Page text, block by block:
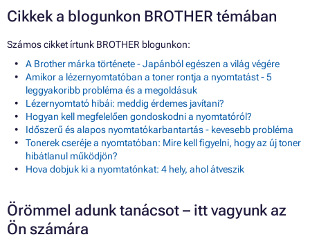
Cikkek a blogunkon BROTHER témában
Számos cikket írtunk BROTHER blogunkon:
A Brother márka története - Japánból egészen a világ végére
Amikor a lézernyomtatóban a toner rontja a nyomtatást - 5
leggyakoribb probléma és a megoldásuk
Lézernyomtató hibái: meddig érdemes javítani?
Hogyan kell megfelelően gondoskodni a nyomtatóról?
Időszerű és alapos nyomtatókarbantartás - kevesebb probléma
Tonerek cseréje a nyomtatóban: Mire kell figyelni, hogy az új toner
hibátlanul működjön?
Hova dobjuk ki a nyomtatónkat: 4 hely, ahol átveszik
Örömmel adunk tanácsot – itt vagyunk az
Ön számára